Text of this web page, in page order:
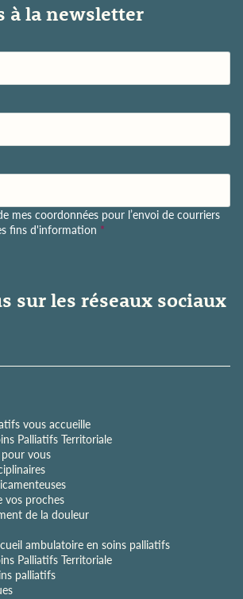
à la newsletter
mes coordonnées pour l’envoi de courriers
fins d'information *
sur les réseaux sociaux
vous accueille
Palliatifs Territoriale
vous
vos proches
de la douleur
ambulatoire en soins palliatifs
Palliatifs Territoriale
palliatifs